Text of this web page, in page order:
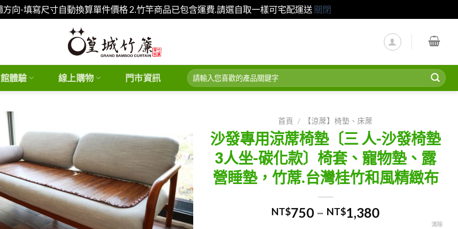
向-填寫尺寸自動換算單件價格 2.竹竿商品已包含運費.請選自取一樣可宅配運送 關閉
體驗 線上購物 門市資訊
搜
尋
Add to
wishlist
首頁 / 【涼蓆】椅墊、床蓆
沙發專用涼蓆椅墊〔三 人-沙發椅墊
3人坐-碳化款〕椅套、寵物墊、露
營睡墊，竹蓆.台灣桂竹和風精緻布
NT$750 – NT$1,380價
清除